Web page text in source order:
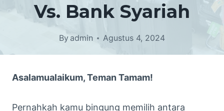
Vs. Bank Syariah
By admin Agustus 4, 2024
Asalamualaikum, Teman Tamam!
Pernahkah kamu bingung memilih antara